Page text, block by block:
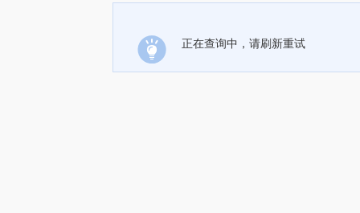
正在查询中，请刷新重试